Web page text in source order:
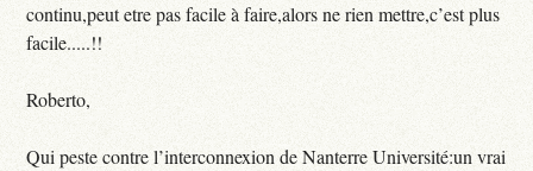
continu,peut etre pas facile à faire,alors ne rien mettre,c’est plus
facile.....!!
Roberto,
Qui peste contre l’interconnexion de Nanterre Université:un vrai